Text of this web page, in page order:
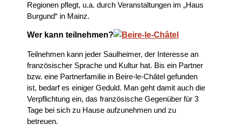
Regionen pflegt, u.a. durch Veranstaltungen im „Haus
Burgund“ in Mainz.
Wer kann teilnehmen?
Teilnehmen kann jeder Saulheimer, der Interesse an
französischer Sprache und Kultur hat. Bis ein Partner
bzw. eine Partnerfamilie in Beire-le-Châtel gefunden
ist, bedarf es einiger Geduld. Man geht damit auch die
Verpflichtung ein, das französische Gegenüber für 3
Tage bei sich zu Hause aufzunehmen und zu
betreuen.